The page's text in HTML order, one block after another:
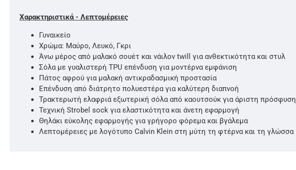
Χαρακτηριστικά - Λεπτομέρειες
Γυναικείο
Χρώμα: Μαύρο, Λευκό, Γκρι
Άνω μέρος από μαλακό σουέτ και νάιλον twill για ανθεκτικότητα και στυλ
Σόλα με γυαλιστερή TPU επένδυση για μοντέρνα εμφάνιση
Πάτος αφρού για μαλακή αντικραδασμική προστασία
Επένδυση από διάτρητο πολυεστέρα για καλύτερη διαπνοή
Τρακτερωτή ελαφριά εξωτερική σόλα από καουτσούκ για άριστη πρόσφυση
Τεχνική Strobel sock για ελαστικότητα και άνετη εφαρμογή
Θηλάκι εύκολης εφαρμογής για γρήγορο φόρεμα και βγάλεμα
Λεπτομέρειες με λογότυπο Calvin Klein στη μύτη τη φτέρνα και τη γλώσσα